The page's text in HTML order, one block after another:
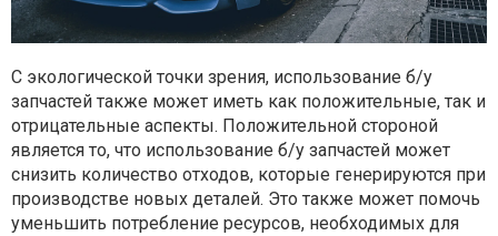
С экологической точки зрения, использование б/у
запчастей также может иметь как положительные, так и
отрицательные аспекты. Положительной стороной
является то, что использование б/у запчастей может
снизить количество отходов, которые генерируются при
производстве новых деталей. Это также может помочь
уменьшить потребление ресурсов, необходимых для